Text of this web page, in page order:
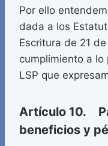
Por ello
dada a los
Escritura de 21
cumplimiento a
LSP que
Artículo 10.
beneficios y